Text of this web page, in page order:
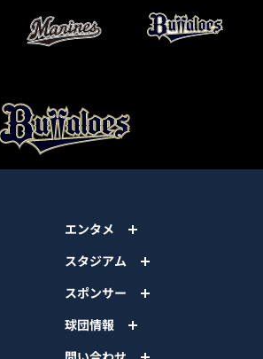
エンタメ
スタジアム
スポンサー
球団情報